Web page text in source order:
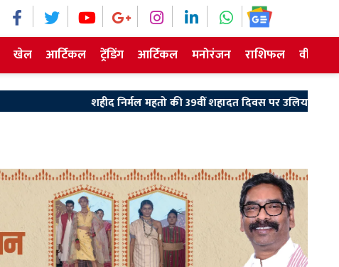
खेल आर्टिकल ट्रेंडिंग आर्टिकल मनोरंजन राशिफल वीडियो
शहीद निर्मल महतो की 39वीं शहादत दिवस पर उलियान पहुंचे मुख्यमंत्री हेमंत सोरेन